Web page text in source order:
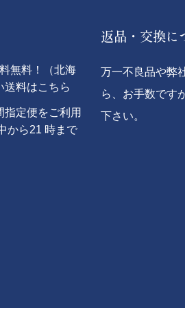
無料！（北海
送料はこちら
指定便をご利用
から21 時まで
返品・交換に
万一不良品や弊
ら、お手数です
下さい。